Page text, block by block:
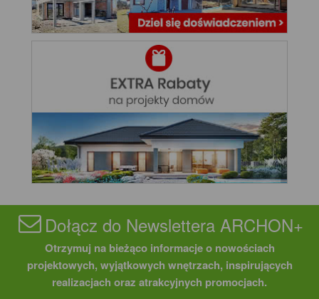
Dołącz do Newslettera ARCHON+
Otrzymuj na bieżąco informacje o nowościach
projektowych, wyjątkowych wnętrzach, inspirujących
realizacjach oraz atrakcyjnych promocjach.